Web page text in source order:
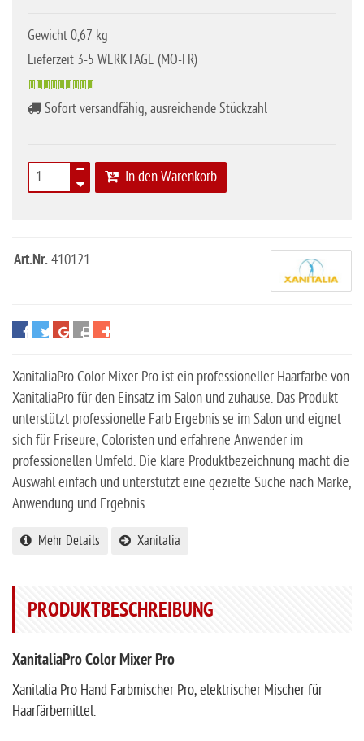
Gewicht 0,67 kg
Lieferzeit 3-5 WERKTAGE (MO-FR)
Sofort versandfähig, ausreichende Stückzahl
In den Warenkorb
Art.Nr.410121
XanitaliaPro Color Mixer Pro ist ein professioneller Haarfarbe von
XanitaliaPro für den Einsatz im Salon und zuhause. Das Produkt
unterstützt professionelle Farb Ergebnis se im Salon und eignet
sich für Friseure, Coloristen und erfahrene Anwender im
professionellen Umfeld. Die klare Produktbezeichnung macht die
Auswahl einfach und unterstützt eine gezielte Suche nach Marke,
Anwendung und Ergebnis .
Mehr Details Xanitalia
PRODUKTBESCHREIBUNG
XanitaliaPro Color Mixer Pro
Xanitalia Pro Hand Farbmischer Pro, elektrischer Mischer für
Haarfärbemittel.